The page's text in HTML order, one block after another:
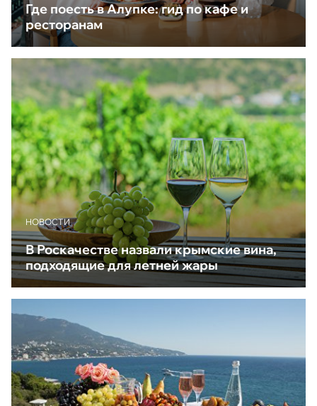
Где поесть в Алупке: гид по кафе и
ресторанам
НОВОСТИ
В Роскачестве назвали крымские вина,
подходящие для летней жары